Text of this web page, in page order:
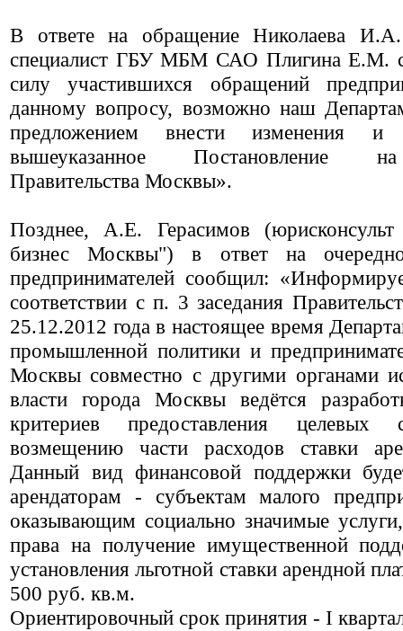
В ответе на обращение Николаева
специалист ГБУ МБМ САО Плигина Е.М.
силу участившихся обращений
данному вопросу, возможно наш
предложением внести изменения
вышеуказанное Постановление
Правительства Москвы».
Позднее, А.Е. Герасимов
бизнес Москвы") в ответ на
предпринимателей сообщил:
соответствии с п. 3 заседания
25.12.2012 года в настоящее время
промышленной политики и
Москвы совместно с другими органами
власти города Москвы ведётся
критериев предоставления целевых
возмещению части расходов ставки
Данный вид финансовой поддержки
арендаторам - субъектам малого
оказывающим социально значимые
права на получение имущественной
установления льготной ставки арендной
500 руб. кв.м.
Ориентировочный срок принятия - I